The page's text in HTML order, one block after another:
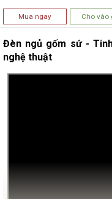
Mua ngay Cho vào
Đèn ngủ gốm sứ -
nghệ thuật